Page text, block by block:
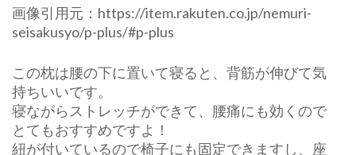
画像引用元：https://item.rakuten.co.jp/nemuri-
seisakusyo/p-plus/#p-plus
この枕は腰の下に置いて寝ると、背筋が伸びて気
持ちいいです。
寝ながらストレッチができて、腰痛にも効くので
とてもおすすめですよ！
紐が付いているので椅子にも固定できますし、座